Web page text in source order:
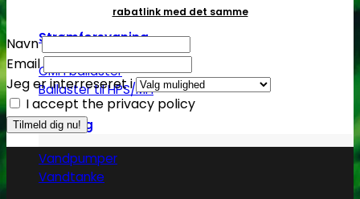
Strømforsygning
CMH ballaster
Ballaster til HPS/MH
Vanding
Vandpumper
Vandtanke
rabatlink med det samme
Navn
Email
Jeg er interreseret i
I accept the privacy policy